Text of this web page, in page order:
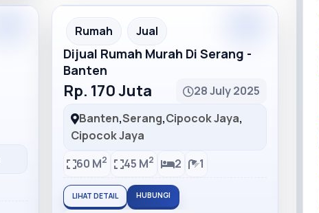
Recommended
Rumah Jual
Dijual Rumah Murah Di Serang -
Banten
Rp. 170 Juta
28 July 2025
Banten,Serang,Cipocok Jaya,
Cipocok Jaya
60 M2 45 M2 2 1
LIHAT DETAIL HUBUNGI